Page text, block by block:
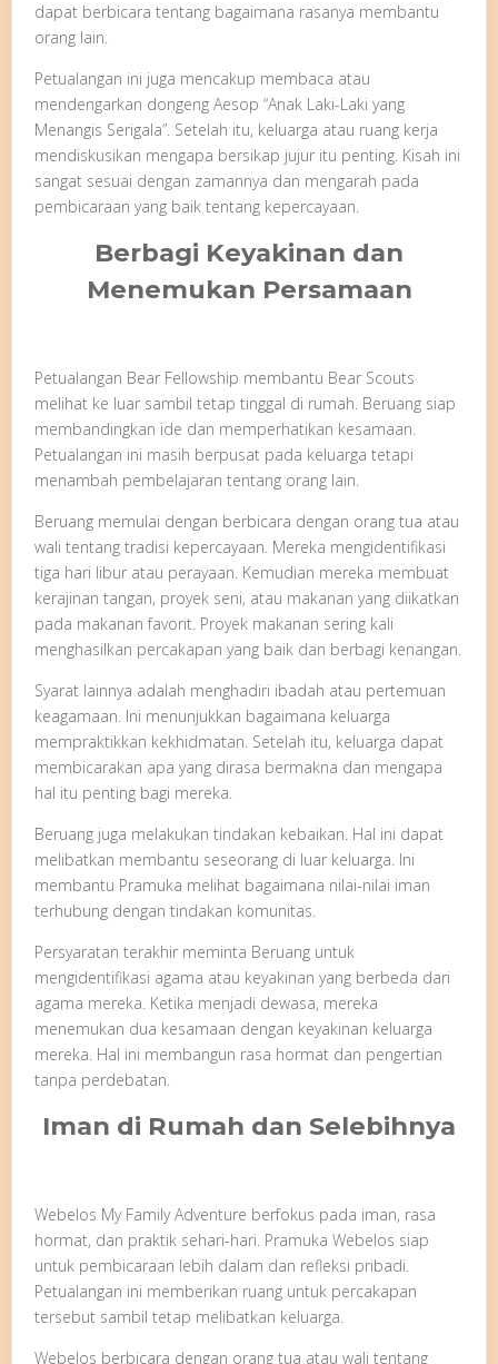
dapat berbicara tentang bagaimana rasanya membantu
orang lain.
Petualangan ini juga mencakup membaca atau
mendengarkan dongeng Aesop “Anak Laki-Laki yang
Menangis Serigala”. Setelah itu, keluarga atau ruang kerja
mendiskusikan mengapa bersikap jujur ​​itu penting. Kisah ini
sangat sesuai dengan zamannya dan mengarah pada
pembicaraan yang baik tentang kepercayaan.
Berbagi Keyakinan dan
Menemukan Persamaan
Petualangan Bear Fellowship membantu Bear Scouts
melihat ke luar sambil tetap tinggal di rumah. Beruang siap
membandingkan ide dan memperhatikan kesamaan.
Petualangan ini masih berpusat pada keluarga tetapi
menambah pembelajaran tentang orang lain.
Beruang memulai dengan berbicara dengan orang tua atau
wali tentang tradisi kepercayaan. Mereka mengidentifikasi
tiga hari libur atau perayaan. Kemudian mereka membuat
kerajinan tangan, proyek seni, atau makanan yang diikatkan
pada makanan favorit. Proyek makanan sering kali
menghasilkan percakapan yang baik dan berbagi kenangan.
Syarat lainnya adalah menghadiri ibadah atau pertemuan
keagamaan. Ini menunjukkan bagaimana keluarga
mempraktikkan kekhidmatan. Setelah itu, keluarga dapat
membicarakan apa yang dirasa bermakna dan mengapa
hal itu penting bagi mereka.
Beruang juga melakukan tindakan kebaikan. Hal ini dapat
melibatkan membantu seseorang di luar keluarga. Ini
membantu Pramuka melihat bagaimana nilai-nilai iman
terhubung dengan tindakan komunitas.
Persyaratan terakhir meminta Beruang untuk
mengidentifikasi agama atau keyakinan yang berbeda dari
agama mereka. Ketika menjadi dewasa, mereka
menemukan dua kesamaan dengan keyakinan keluarga
mereka. Hal ini membangun rasa hormat dan pengertian
tanpa perdebatan.
Iman di Rumah dan Selebihnya
Webelos My Family Adventure berfokus pada iman, rasa
hormat, dan praktik sehari-hari. Pramuka Webelos siap
untuk pembicaraan lebih dalam dan refleksi pribadi.
Petualangan ini memberikan ruang untuk percakapan
tersebut sambil tetap melibatkan keluarga.
Webelos berbicara dengan orang tua atau wali tentang